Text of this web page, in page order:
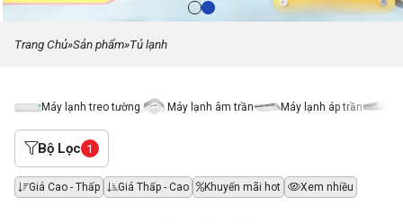
Trang Chủ»Sản phẩm»Tủ lạnh
Máy lạnh treo tường Máy lạnh âm trần Máy lạnh áp trần
Bộ Lọc 1
Giá Cao - Thấp Giá Thấp - Cao Khuyến mãi hot Xem nhiều